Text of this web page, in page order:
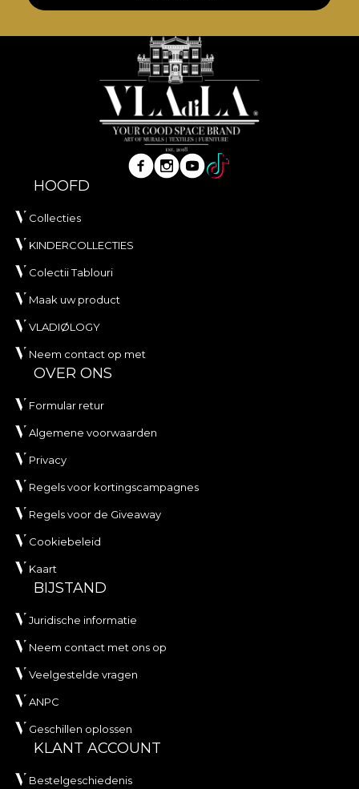
HOOFD
Collecties
KINDERCOLLECTIES
Colectii Tablouri
Maak uw product
VLADIØLOGY
Neem contact op met
OVER ONS
Formular retur
Algemene voorwaarden
Privacy
Regels voor kortingscampagnes
Regels voor de Giveaway
Cookiebeleid
Kaart
BIJSTAND
Juridische informatie
Neem contact met ons op
Veelgestelde vragen
ANPC
Geschillen oplossen
KLANT ACCOUNT
Bestelgeschiedenis